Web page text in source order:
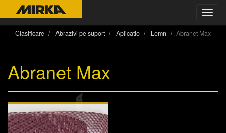
Clasificare Abrazivi pe suport Aplicatie Lemn Abranet Max
Abranet Max